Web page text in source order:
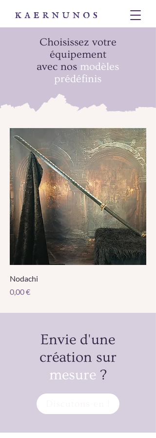
Choisissez votre
équipement
avec nos modèles
prédéfinis
Nodachi
Prix
0,00 €
Envie d'une
création sur
mesure ?